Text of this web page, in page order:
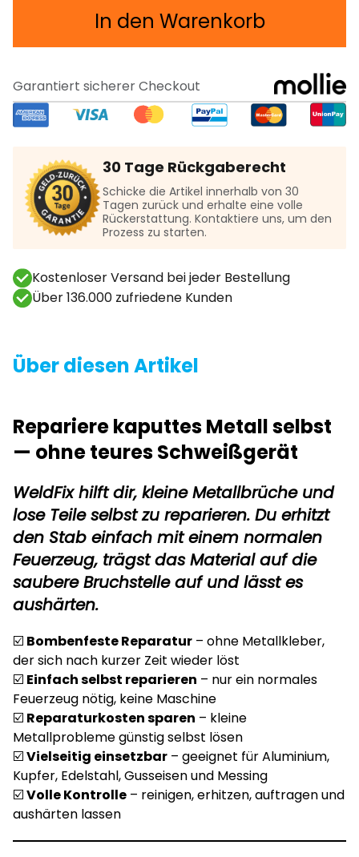
In den Warenkorb
Garantiert sicherer Checkout
30 Tage Rückgaberecht
Schicke die Artikel innerhalb von 30
Tagen zurück und erhalte eine volle
Rückerstattung. Kontaktiere uns, um den
Prozess zu starten.
Kostenloser Versand bei jeder Bestellung
Über 136.000 zufriedene Kunden
Über diesen Artikel
Repariere kaputtes Metall selbst
— ohne teures Schweißgerät
WeldFix hilft dir, kleine Metallbrüche und
lose Teile selbst zu reparieren. Du erhitzt
den Stab einfach mit einem normalen
Feuerzeug, trägst das Material auf die
saubere Bruchstelle auf und lässt es
aushärten.
☑️ Bombenfeste Reparatur – ohne Metallkleber,
der sich nach kurzer Zeit wieder löst
☑️ Einfach selbst reparieren – nur ein normales
Feuerzeug nötig, keine Maschine
☑️ Reparaturkosten sparen – kleine
Metallprobleme günstig selbst lösen
☑️Vielseitig einsetzbar – geeignet für Aluminium,
Kupfer, Edelstahl, Gusseisen und Messing
☑️Volle Kontrolle – reinigen, erhitzen, auftragen und
aushärten lassen